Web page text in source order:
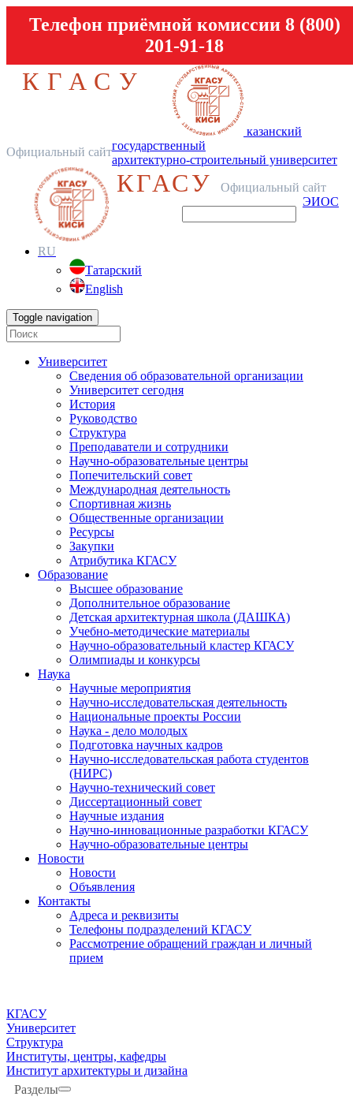
Телефон приёмной комиссии 8 (800)
201-91-18
КГАСУ
Официальный сайт
казанский
государственный
архитектурно-строительный университет
КГАСУ
Официальный сайт
ЭИОС
RU
Татарский
English
Toggle navigation
Университет
Сведения об образовательной организации
Университет сегодня
История
Руководство
Структура
Преподаватели и сотрудники
Научно-образовательные центры
Попечительский совет
Международная деятельность
Спортивная жизнь
Общественные организации
Ресурсы
Закупки
Атрибутика КГАСУ
Образование
Высшее образование
Дополнительное образование
Детская архитектурная школа (ДАШКА)
Учебно-методические материалы
Научно-образовательный кластер КГАСУ
Олимпиады и конкурсы
Наука
Научные мероприятия
Научно-исследовательская деятельность
Национальные проекты России
Наука - дело молодых
Подготовка научных кадров
Научно-исследовательская работа студентов
(НИРС)
Научно-технический совет
Диссертационный совет
Научные издания
Научно-инновационные разработки КГАСУ
Научно-образовательные центры
Новости
Новости
Объявления
Контакты
Адреса и реквизиты
Телефоны подразделений КГАСУ
Рассмотрение обращений граждан и личный
прием
КГАСУ
Университет
Структура
Институты, центры, кафедры
Институт архитектуры и дизайна
Разделы